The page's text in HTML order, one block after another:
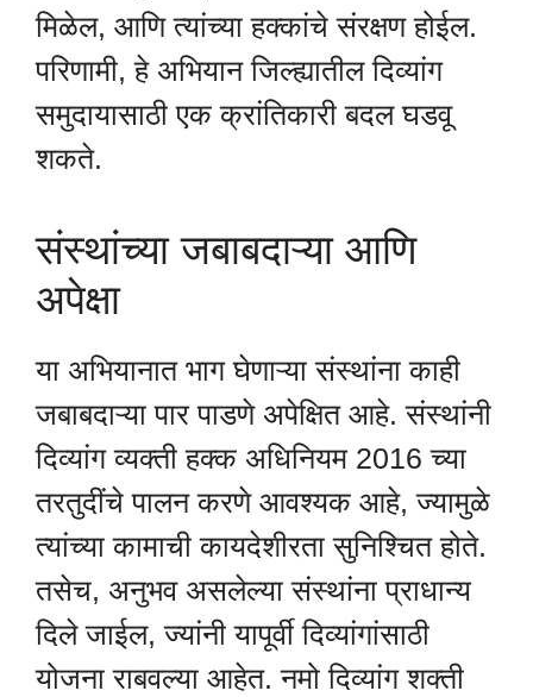
मिळेल, आणि त्यांच्या हक्कांचे संरक्षण होईल.
परिणामी, हे अभियान जिल्ह्यातील दिव्यांग
समुदायासाठी एक क्रांतिकारी बदल घडवू
शकते.
संस्थांच्या जबाबदाऱ्या आणि
अपेक्षा
या अभियानात भाग घेणाऱ्या संस्थांना काही
जबाबदाऱ्या पार पाडणे अपेक्षित आहे. संस्थांनी
दिव्यांग व्यक्ती हक्क अधिनियम 2016 च्या
तरतुदींचे पालन करणे आवश्यक आहे, ज्यामुळे
त्यांच्या कामाची कायदेशीरता सुनिश्चित होते.
तसेच, अनुभव असलेल्या संस्थांना प्राधान्य
दिले जाईल, ज्यांनी यापूर्वी दिव्यांगांसाठी
योजना राबवल्या आहेत. नमो दिव्यांग शक्ती